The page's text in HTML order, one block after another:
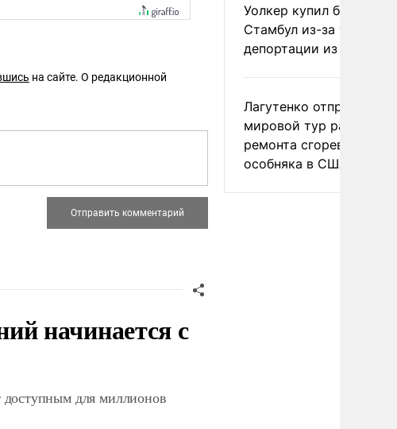
на сайте. О редакционной
начинается с
для миллионов
Уолкер купил билет в
Стамбул из-за угрозы
депортации из России
Лагутенко отправился в
мировой тур ради
ремонта сгоревшего
особняка в США